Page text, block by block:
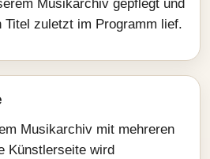
Musikarchiv gepflegt und
Titel zuletzt im Programm lief.
Musikarchiv mit mehreren
Künstlerseite wird